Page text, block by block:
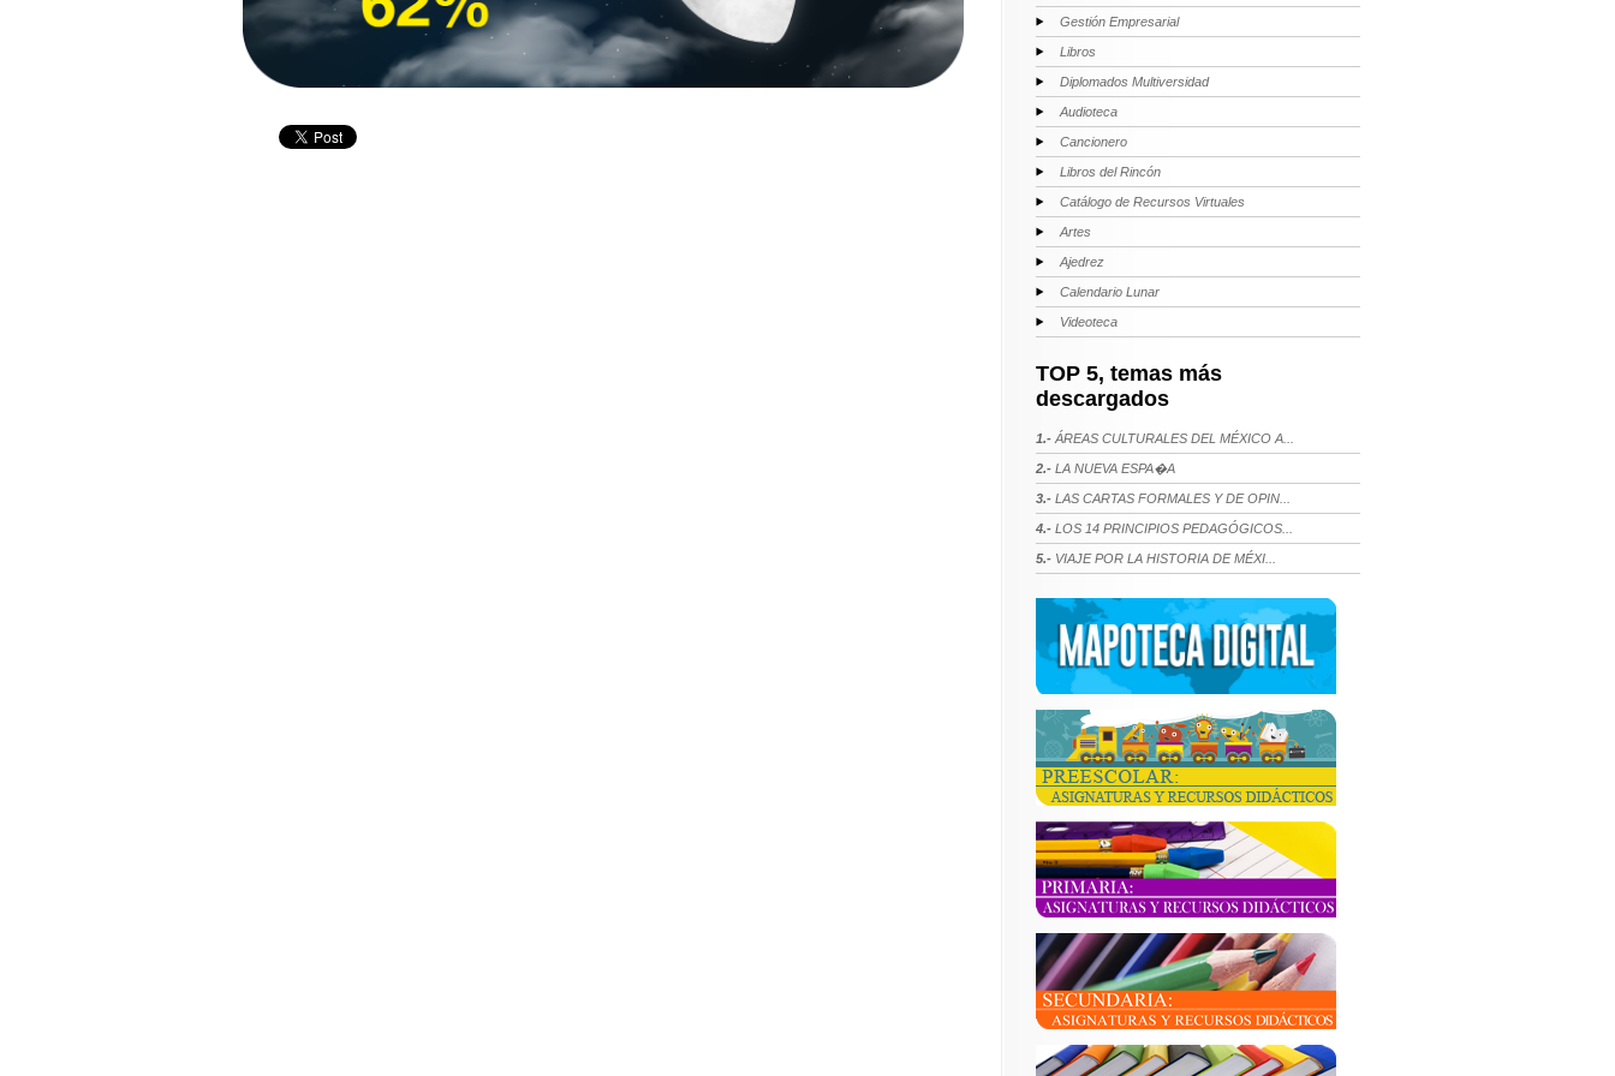
Gestión Empresarial
Libros
Diplomados Multiversidad
Audioteca
Cancionero
Libros del Rincón
Catálogo de Recursos Virtuales
Artes
Ajedrez
Calendario Lunar
Videoteca
TOP 5, temas más
descargados
1.- ÁREAS CULTURALES DEL MÉXICO A...
2.- LA NUEVA ESPA�A
3.- LAS CARTAS FORMALES Y DE OPIN...
4.- LOS 14 PRINCIPIOS PEDAGÓGICOS...
5.- VIAJE POR LA HISTORIA DE MÉXI...